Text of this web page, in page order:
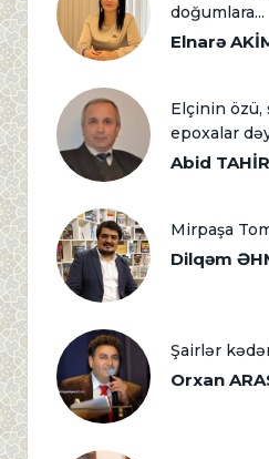
doğumlara...
Elnarə
Elçinin özü,
epoxalar
Abid
Mirpaşa
Dilqəm
Şairlər
Orxan